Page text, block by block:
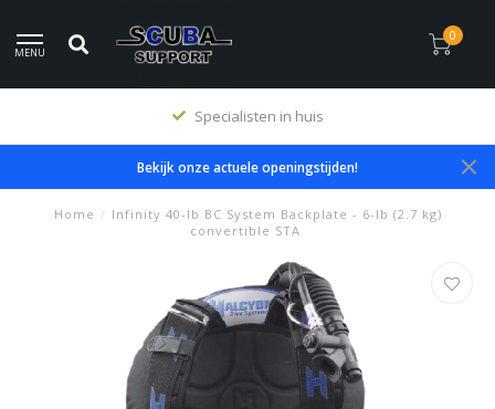
MENU
0
Specialisten in huis
Bekijk onze actuele openingstijden!
Home / Infinity 40-lb BC System Backplate - 6-lb (2.7 kg)
convertible STA